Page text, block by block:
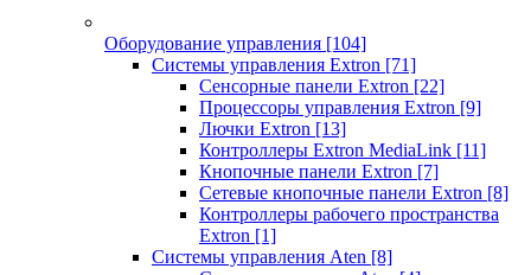
Оборудование управления [104]
Системы управления Extron [71]
Сенсорные панели Extron [22]
Процессоры управления Extron [9]
Лючки Extron [13]
Контроллеры Extron MediaLink [11]
Кнопочные панели Extron [7]
Сетевые кнопочные панели Extron [8]
Контроллеры рабочего пространства
Extron [1]
Системы управления Aten [8]